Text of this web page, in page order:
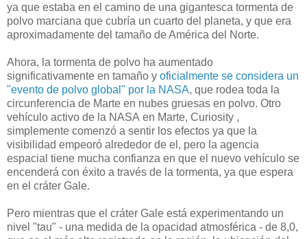
ya que estaba en el camino de una gigantesca tormenta de
polvo marciana que cubría un cuarto del planeta, y que era
aproximadamente del tamaño de América del Norte.
Ahora, la tormenta de polvo ha aumentado
significativamente en tamaño y oficialmente se considera un
"evento de polvo global" por la NASA, que rodea toda la
circunferencia de Marte en nubes gruesas en polvo. Otro
vehículo activo de la NASA en Marte, Curiosity ,
simplemente comenzó a sentir los efectos ya que la
visibilidad empeoró alrededor de el, pero la agencia
espacial tiene mucha confianza en que el nuevo vehículo se
encenderá con éxito a través de la tormenta, ya que espera
en el cráter Gale.
Pero mientras que el cráter Gale está experimentando un
nivel "tau" - una medida de la opacidad atmosférica - de 8,0,